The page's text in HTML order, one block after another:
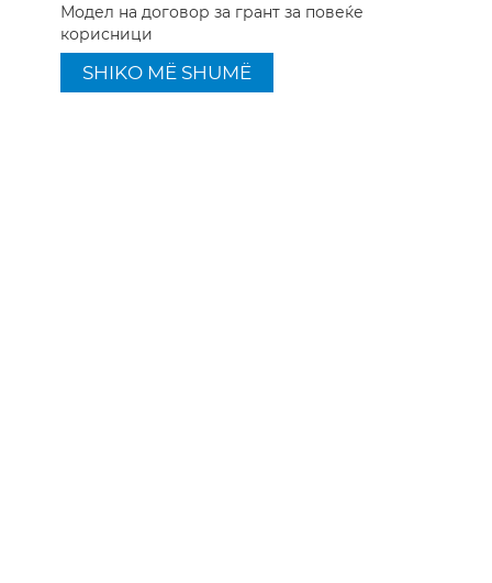
Модел на договор за грант за повеќе
корисници
SHIKO MË SHUMË